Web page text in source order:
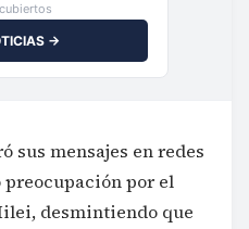
→
sus mensajes en redes
preocupación por el
desmintiendo que